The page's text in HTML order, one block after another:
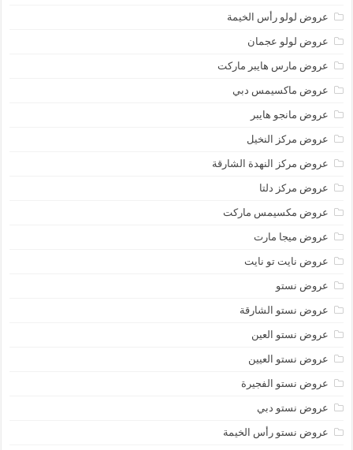
عروض لولو رأس الخيمة
عروض لولو عجمان
عروض مارس هايبر ماركت
عروض ماكسيمس دبي
عروض مانجو هايبر
عروض مركز النخيل
عروض مركز النهدة الشارقة
عروض مركز دلتا
عروض مكسيمس ماركت
عروض ميجا مارت
عروض نايت تو نايت
عروض نستو
عروض نستو الشارقة
عروض نستو العين
عروض نستو العيين
عروض نستو الفجيرة
عروض نستو دبي
عروض نستو رأس الخيمة